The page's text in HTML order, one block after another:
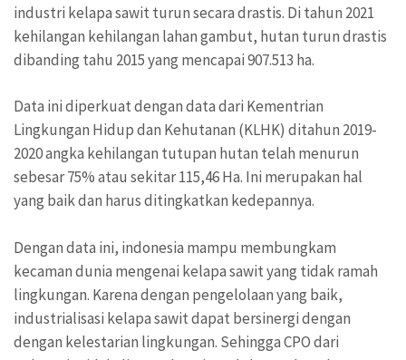
industri kelapa sawit turun secara drastis. Di tahun 2021
kehilangan kehilangan lahan gambut, hutan turun drastis
dibanding tahu 2015 yang mencapai 907.513 ha.
Data ini diperkuat dengan data dari Kementrian
Lingkungan Hidup dan Kehutanan (KLHK) ditahun 2019-
2020 angka kehilangan tutupan hutan telah menurun
sebesar 75% atau sekitar 115,46 Ha. Ini merupakan hal
yang baik dan harus ditingkatkan kedepannya.
Dengan data ini, indonesia mampu membungkam
kecaman dunia mengenai kelapa sawit yang tidak ramah
lingkungan. Karena dengan pengelolaan yang baik,
industrialisasi kelapa sawit dapat bersinergi dengan
dengan kelestarian lingkungan. Sehingga CPO dari